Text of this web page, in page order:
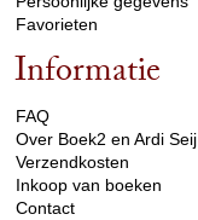
Favorieten
Informatie
FAQ
Over Boek2 en Ardi Seij
Verzendkosten
Inkoop van boeken
Contact